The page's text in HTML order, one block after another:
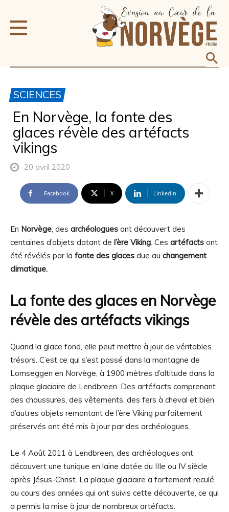
SCIENCES
En Norvège, la fonte des
glaces révèle des artéfacts
vikings
20 avril 2020
Facebook X Linkedin
En Norvège, des archéologues ont découvert des
centaines d’objets datant de l’ère Viking. Ces artéfacts ont
été révélés par la fonte des glaces due au changement
climatique.
La fonte des glaces en Norvège
révèle des artéfacts vikings
Quand la glace fond, elle peut mettre à jour de véritables
trésors. C’est ce qui s’est passé dans la montagne de
Lomseggen en Norvège, à 1900 mètres d’altitude dans la
plaque glaciaire de Lendbreen. Des artéfacts comprenant
des chaussures, des vêtements, des fers à cheval et bien
d’autres objets remontant de l’ère Viking parfaitement
préservés ont été mis à jour par des archéologues.
Le 4 Août 2011 à Lendbreen, des archéologues ont
découvert une tunique en laine datée du IIIe ou IV siècle
après Jésus-Christ. La plaque glaciaire a fortement reculé
au cours des années qui ont suivis cette découverte, ce qui
a permis la mise à jour de nombreux artéfacts.